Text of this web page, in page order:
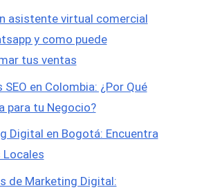
asistente virtual comercial
y como puede
tus ventas
SEO en Colombia: ¿Por Qué
para tu Negocio?
Digital en Bogotá: Encuentra
Locales
de Marketing Digital: